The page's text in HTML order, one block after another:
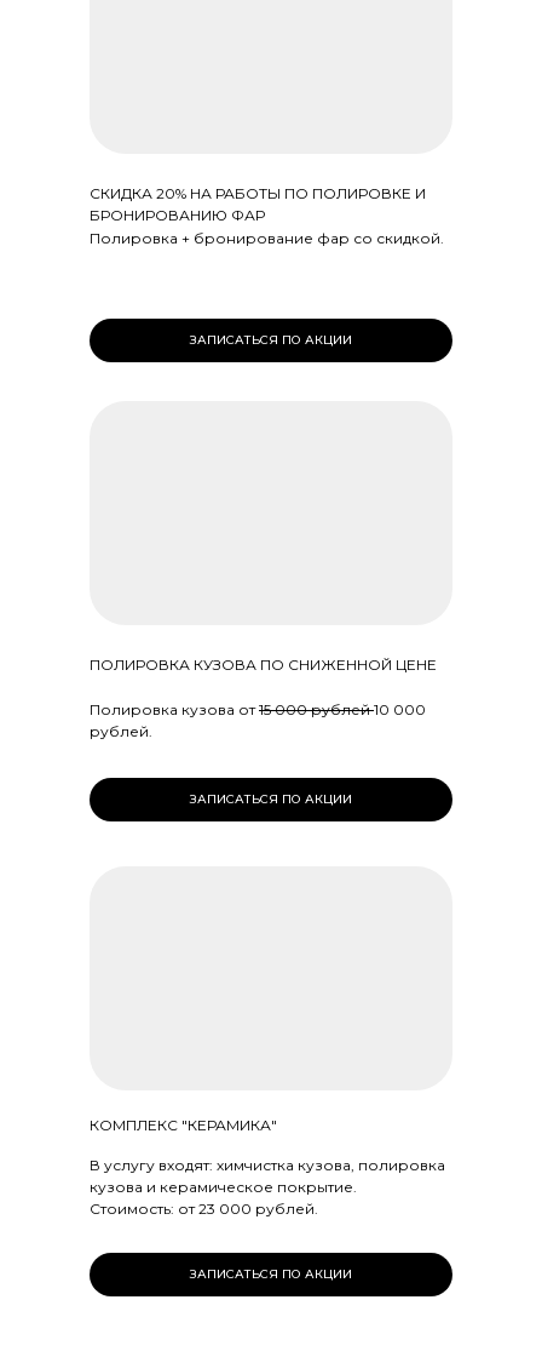
ЗАПИСАТЬСЯ ПО АКЦИИ
ПОЛИРОВКА КУЗОВА ПО СНИЖЕННОЙ ЦЕНЕ
Полировка кузова от15 000 рублей10 000
рублей.
ЗАПИСАТЬСЯ ПО АКЦИИ
СКИДКА 20% НА РАБОТЫ ПО ПОЛИРОВКЕ И
БРОНИРОВАНИЮ ФАР
Полировка + бронирование фар со скидкой.
КОМПЛЕКС "КЕРАМИКА"
В услугу входят: химчистка кузова, полировка
кузова и керамическое покрытие.
Стоимость: от 23 000 рублей.
ЗАПИСАТЬСЯ ПО АКЦИИ